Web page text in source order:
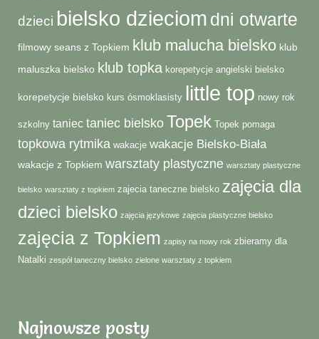
dzieci bielsko dzieciom dni otwarte
filmowy seans z Topkiem klub malucha bielsko klub
maluszka bielsko klub topka korepetycje angielski bielsko
korepetycje bielsko kurs ósmoklasisty little top nowy rok
szkolny taniec taniec bielsko Topek Topek pomaga
topkowa rytmika wakacje wakacje Bielsko-Biała
wakacje z Topkiem warsztaty plastyczne warsztaty plastyczne
bielsko warsztaty z topkiem zajecia taneczne bielsko zajęcia dla
dzieci bielsko zajęcia językowe zajęcia plastyczne bielsko
zajęcia z Topkiem zapisy na nowy rok zbieramy dla
Natalki zespół taneczny bielsko zielone warsztaty z topkiem
Najnowsze posty